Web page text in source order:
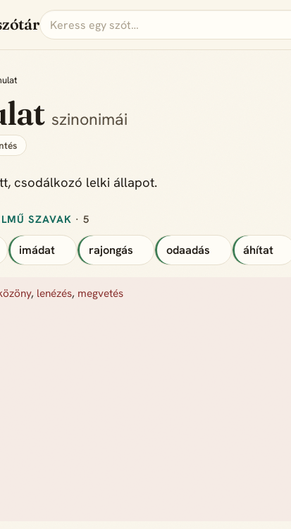
szinonimái
csodálkozó lelki állapot.
SZAVAK · 5
imádat rajongás odaadás áhítat
, lenézés, megvetés